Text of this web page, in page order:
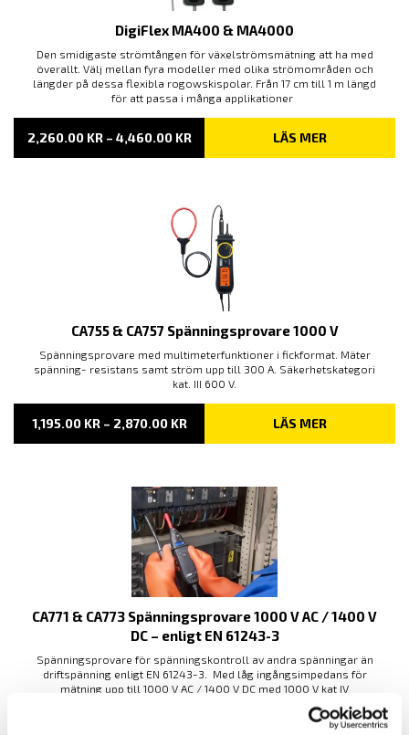
DigiFlex MA400 & MA4000
Den smidigaste strömtången för växelströmsmätning att ha med
överallt. Välj mellan fyra modeller med olika strömområden och
längder på dessa flexibla rogowskispolar. Från 17 cm till 1 m längd
för att passa i många applikationer
2,260.00 KR – 4,460.00 KRPRISINTERVALL:
TILL
LÄS MER
CA755 & CA757 Spänningsprovare 1000 V
Spänningsprovare med multimeterfunktioner i fickformat. Mäter
spänning- resistans samt ström upp till 300 A. Säkerhetskategori
kat. III 600 V.
1,195.00 KR – 2,870.00 KRPRISINTERVALL:
TILL
LÄS MER
CA771 & CA773 Spänningsprovare 1000 V AC / 1400 V
DC – enligt EN 61243-3
Spänningsprovare för spänningskontroll av andra spänningar än
driftspänning enligt EN 61243-3. Med låg ingångsimpedans för
mätning upp till 1000 V AC / 1400 V DC med 1000 V kat IV